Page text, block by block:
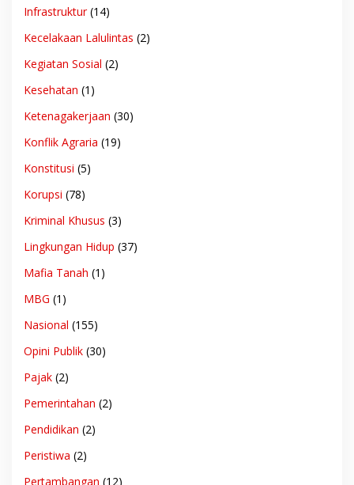
Infrastruktur(14)
Kecelakaan Lalulintas (2)
Kegiatan Sosial (2)
Kesehatan (1)
Ketenagakerjaan (30)
Konflik Agraria (19)
Konstitusi (5)
Korupsi (78)
Kriminal Khusus (3)
Lingkungan Hidup (37)
Mafia Tanah (1)
MBG (1)
Nasional (155)
Opini Publik (30)
Pajak (2)
Pemerintahan (2)
Pendidikan (2)
Peristiwa (2)
Pertambangan (12)